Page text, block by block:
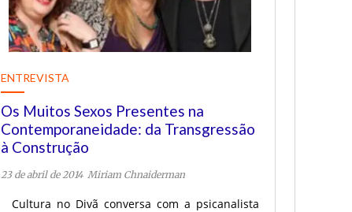
ENTREVISTA
Os Muitos Sexos Presentes na
Contemporaneidade: da Transgressão
à Construção
23 de abril de 2014 Miriam Chnaiderman
Cultura no Divã conversa com a psicanalista